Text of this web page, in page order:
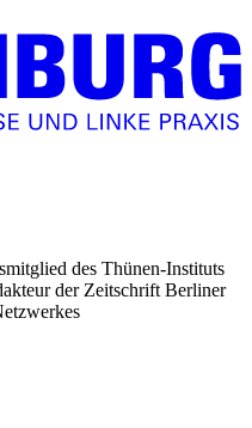
des Thünen-Instituts
der Zeitschrift Berliner